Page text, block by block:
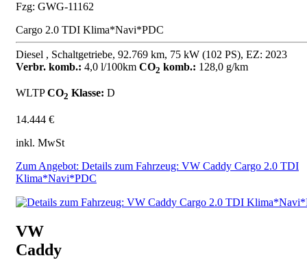
Fzg: GWG-11162
Cargo 2.0 TDI Klima*Navi*PDC
Diesel , Schaltgetriebe, 92.769 km, 75 kW (102 PS), EZ: 2023
Verbr. komb.: 4,0 l/100km CO2 komb.: 128,0 g/km
WLTPCO2 Klasse: D
14.444 €
inkl. MwSt
Zum Angebot: Details zum Fahrzeug: VW Caddy Cargo 2.0 TDI
Klima*Navi*PDC
VW
Caddy